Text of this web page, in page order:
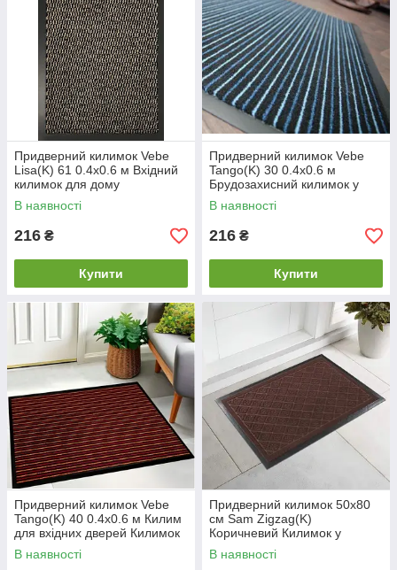
Придверний килимок Vebe
Lisa(K) 61 0.4х0.6 м Вхідний
килимок для дому
Брудозахисний придверний
килимок
В наявності
216 ₴
Купити
Придверний килимок Vebe
Tango(K) 30 0.4х0.6 м
Брудозахисний килимок у
передпокій Килим у коридор
брудозахисний
В наявності
216 ₴
Купити
Придверний килимок Vebe
Tango(K) 40 0.4х0.6 м Килим
для вхідних дверей Килимок
у передпокій на ламінат
В наявності
Придверний килимок 50x80
см Sam Zigzag(K)
Коричневий Килимок у
передпокій від піску Гарний
придверний килимок
В наявності